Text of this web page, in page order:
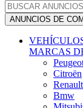
ANUNCIOS DE
MARCAS
Citroën
Renault
Bmw